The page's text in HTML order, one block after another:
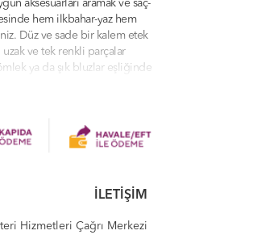
aksesuarları aramak ve saç-
hem ilkbahar-yaz hem
Düz ve sade bir kalem etek
ve tek renkli parçalar
ya da şık bluzlar eşliğinde
sunulan ürünler arasından
hizmetleri, indirim teklifleri ve
aksesuarla süsleyin! Bütün
ve eğlenceli bir hale
İLETİŞİM
Hizmetleri Çağrı Merkezi